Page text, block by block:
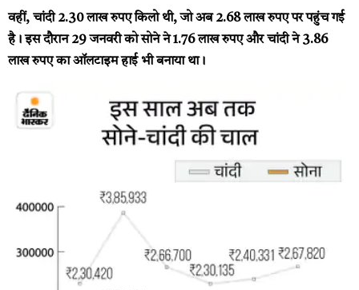
वहीं, चांदी 2.30 लाख रुपए किलो थी, जो अब 2.68 लाख रुपए पर पहुंच गई
है। इस दौरान 29 जनवरी को सोने ने 1.76 लाख रुपए और चांदी ने 3.86
लाख रुपए का ऑलटाइम हाई भी बनाया था।